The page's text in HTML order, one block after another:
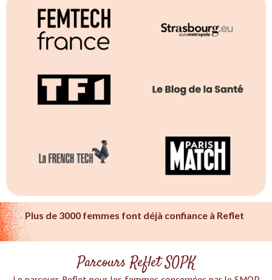
Plus de 3000 femmes font déjà confiance à Reflet
Parcours Reflet SOPK